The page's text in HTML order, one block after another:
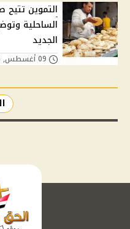
التموين تتيح
الساحلية
الجديد